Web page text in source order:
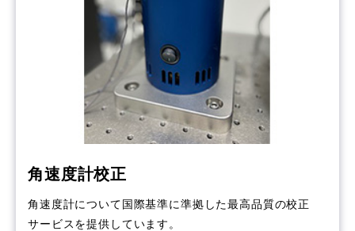
角速度計校正
角速度計について国際基準に準拠した最高品質の校正
サービスを提供しています。